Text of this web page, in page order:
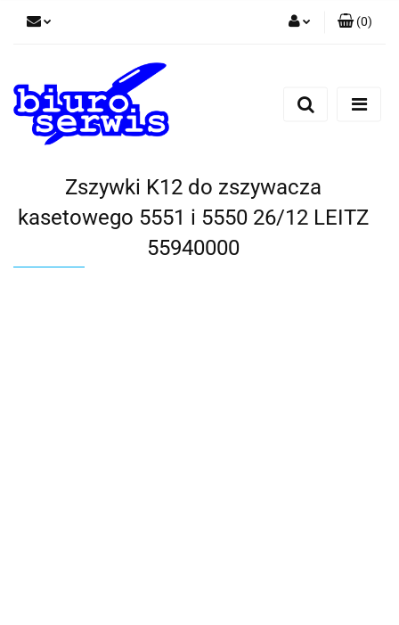
Zarejestruj się
(0)
Zszywki K12 do zszywacza
kasetowego 5551 i 5550 26/12 LEITZ
55940000